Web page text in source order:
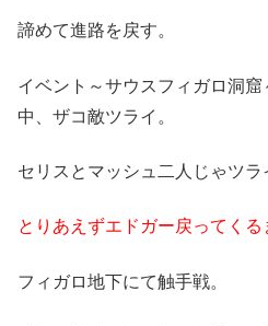
諦めて進路を戻す。
イベント～サウスフィガロ洞
中、ザコ敵ツライ。
セリスとマッシュ二人じゃツラ
とりあえずエドガー戻ってくる
フィガロ地下にて触手戦。